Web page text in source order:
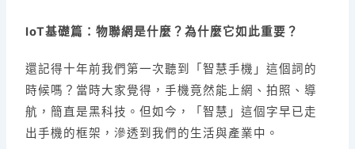
IoT基礎篇：物聯網是什麼？為什麼它如此重要？
還記得十年前我們第一次聽到「智慧手機」這個詞的
時候嗎？當時大家覺得，手機竟然能上網、拍照、導
航，簡直是黑科技。但如今，「智慧」這個字早已走
出手機的框架，滲透到我們的生活與產業中。